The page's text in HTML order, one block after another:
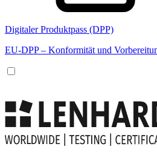
Digitaler Produktpass (DPP)
EU-DPP – Konformität und